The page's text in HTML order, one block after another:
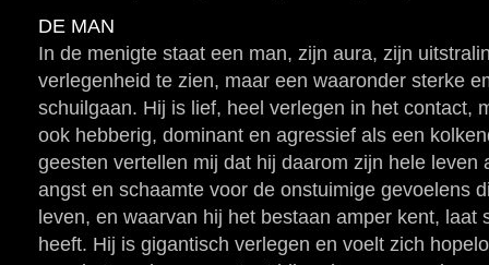
DE MAN
In de menigte staat een man, zijn aura, zijn
verlegenheid te zien, maar een waaronder sterke
schuilgaan. Hij is lief, heel verlegen in het contact,
ook hebberig, dominant en agressief als een
geesten vertellen mij dat hij daarom zijn hele leven
angst en schaamte voor de onstuimige gevoelens
leven, en waarvan hij het bestaan amper kent, laat
heeft. Hij is gigantisch verlegen en voelt zich